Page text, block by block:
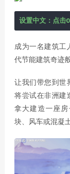
设置中文：点
成为一名建筑工
代节能建筑奇迹
让我们带您到世
将尝试在非洲建
拿大建造一座
块、风车或混凝